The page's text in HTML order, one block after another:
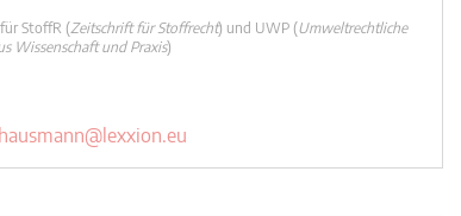
StoffR (Zeitschrift für Stoffrecht) und UWP (Umweltrechtliche
Wissenschaft und Praxis)
hausmann@lexxion.eu